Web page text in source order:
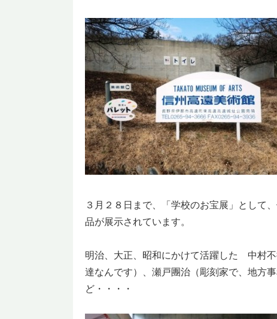
３月２８日まで、「学校のお宝展」として
品が展示されています。
明治、大正、昭和にかけて活躍した 中村
達なんです）、瀬戸團治（彫刻家で、地方
ど・・・・